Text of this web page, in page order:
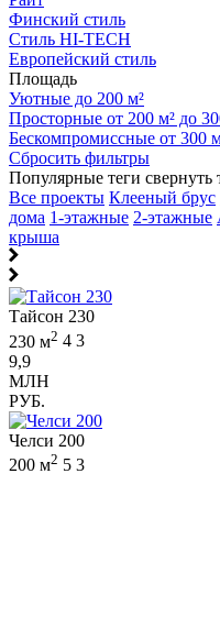
Финский стиль
Стиль HI-TECH
Европейский стиль
Площадь
Уютные до 200 м²
Просторные от 200 м² до
Бескомпромиссные от 300
Сбросить фильтры
Популярные теги свернуть
Все проекты Клееный брус
дома 1-этажные 2-этажные
крыша
Тайсон 230
230 м2 4 3
9,9
МЛН
РУБ.
Челси 200
200 м2 5 3